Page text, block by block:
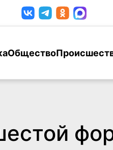
Общество